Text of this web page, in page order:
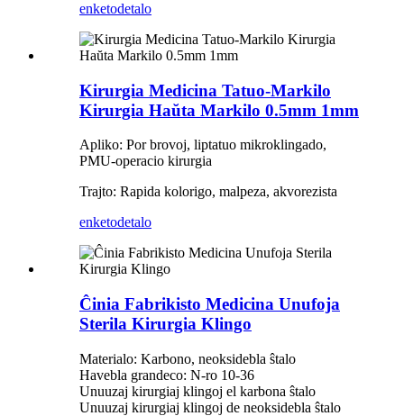
enketodetalo
Kirurgia Medicina Tatuo-Markilo
Kirurgia Haŭta Markilo 0.5mm 1mm
Apliko: Por brovoj, liptatuo mikroklingado,
PMU-operacio kirurgia
Trajto: Rapida kolorigo, malpeza, akvorezista
enketodetalo
Ĉinia Fabrikisto Medicina Unufoja
Sterila Kirurgia Klingo
Materialo: Karbono, neoksidebla ŝtalo
Havebla grandeco: N-ro 10-36
Unuuzaj kirurgiaj klingoj el karbona ŝtalo
Unuuzaj kirurgiaj klingoj de neoksidebla ŝtalo